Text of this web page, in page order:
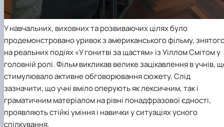
У навчальних, виховних та розвиваючих цілях було
продемонстровано уривок з американського фільму,
на реальних подіях «У гонитві за щастям» із Уіллом Смітом у
головній ролі. Фільм викликав велике зацікавлення в учнів,
стимулювало активне обговорювання сюжету. Слід
зазначити, що учні вміло оперують як лексичним, так і
граматичним матеріалом на рівні понадфразової єдності,
проявляють стійкі уміння і навички у ситуаціях усного
спілкування.